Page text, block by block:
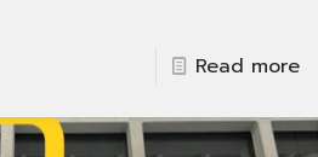
Read more